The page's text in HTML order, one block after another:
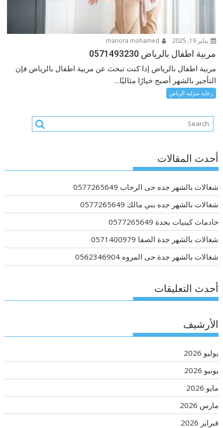
يناير 19, 2025
مربية اطفال بالرياض 0571493230
مربية اطفال بالرياض إذا كنت تبحث عن مربية اطفال بالرياض فإن
التأجير بالشهر أصبح خيارًا مثاليًا...
رعايه منزليه الرياض
أحدث المقالات
شغالات بالشهر جده حى الرحاب 0577265649
شغالات بالشهر جده بني مالك 0577265649
خادمات كينيات بجدة 0577265649
شغالات بالشهر جدة الصفا 0571400979
شغالات بالشهر جدة حى المروه 0562346904
أحدث التعليقات
الأرشيف
يوليو 2026
يونيو 2026
مايو 2026
مارس 2026
فبراير 2026